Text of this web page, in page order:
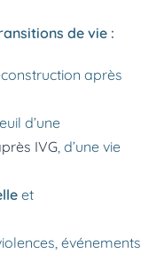
de vie :
après
d’une
IVG, d’une vie
et
événements